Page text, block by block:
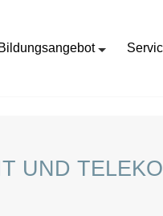
Bildungsangebot
UND